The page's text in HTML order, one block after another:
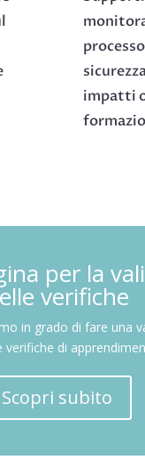
impatti
per la
verifiche
in grado di fare una
verifiche di
Scopri subito